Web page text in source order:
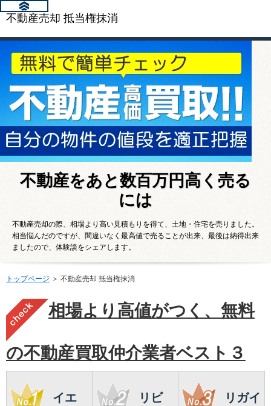
不動産売却 抵当権抹消
不動産をあと数百万円高く売る
には
不動産売却の際、相場より高い見積もりを得て、土地・住宅を売りました。
相当悩んだのですが、間違いなく最高値で売ることが出来、最後は納得出来
ましたので、体験談をシェアします。
トップページ ＞ 不動産売却 抵当権抹消
相場より高値がつく、無料
の不動産買取仲介業者ベスト３
イエ
リビ
リガイ